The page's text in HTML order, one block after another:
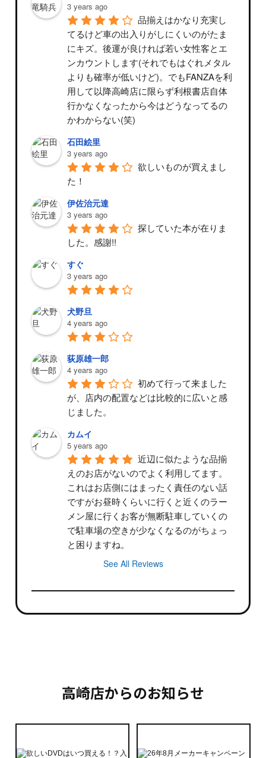
3 years ago
品揃えはかなり充実し
てるけど車の出入りがしにくいのがたま
にキズ。後運が良ければ若い女性客とエ
ンカウントします(それでもはぐれメタル
よりも確率が低いけど)。でもFANZAを利
用して以降高崎店に限らず利根書店自体
行かなくなったから今はどうなってるの
かわからない(笑)
石田絵里
3 years ago
欲しいものが買えまし
た！
伊佐治元達
3 years ago
探していた本が在りま
した。感謝!!
すぐ
3 years ago
犬野旦
4 years ago
荻原雄一郎
4 years ago
初めて行って来ました
が、店内の配置などは比較的に広いと感
じました。
カムイ
5 years ago
近辺に似たような品揃
えのお店がないのでよく利用してます。
これはお店側にはまったく責任のない話
ですがお昼時くらいに行くと近くのラー
メン屋に行くお客が無断駐車していくの
で駐車場の空きが少なくなるのがちょっ
と困りますね。
See All Reviews
高崎店からのお知らせ